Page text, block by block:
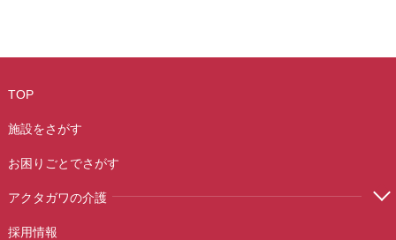
TOP
施設をさがす
お困りごとでさがす
アクタガワの介護
採用情報